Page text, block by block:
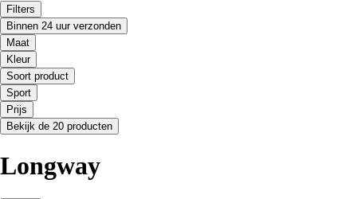
Filters
Binnen 24 uur verzonden
Maat
Kleur
Soort product
Sport
Prijs
Bekijk de 20 producten
Longway